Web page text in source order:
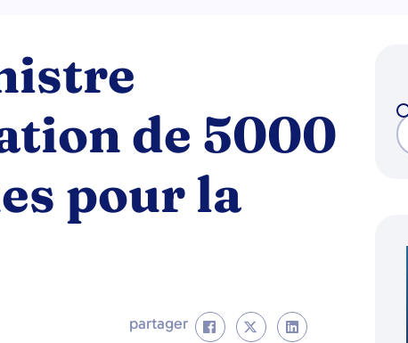
de 5000
pour la
partager